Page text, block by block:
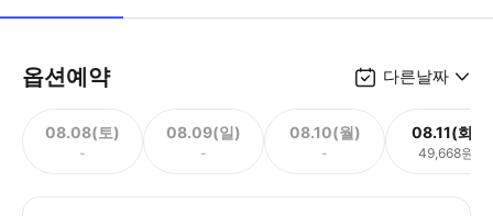
옵션예약 다른날짜
08.08(토)
-
08.09(일)
-
08.10(월)
-
08.11(화)
49,668원